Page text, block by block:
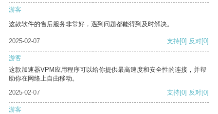
游客
这款软件的售后服务非常好，遇到问题都能得到及时解决。
2025-02-07 支持[0] 反对[0]
游客
这款加速器VPM应用程序可以给你提供最高速度和安全性的连接，并帮
助你在网络上自由移动。
2025-02-07
支持[0] 反对[0]
游客